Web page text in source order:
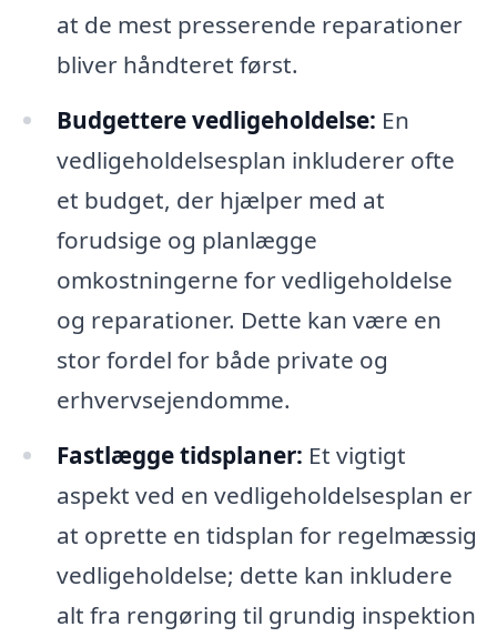
at de mest presserende reparationer
bliver håndteret først.
Budgettere vedligeholdelse: En
vedligeholdelsesplan inkluderer ofte
et budget, der hjælper med at
forudsige og planlægge
omkostningerne for vedligeholdelse
og reparationer. Dette kan være en
stor fordel for både private og
erhvervsejendomme.
Fastlægge tidsplaner: Et vigtigt
aspekt ved en vedligeholdelsesplan er
at oprette en tidsplan for regelmæssig
vedligeholdelse; dette kan inkludere
alt fra rengøring til grundig inspektion